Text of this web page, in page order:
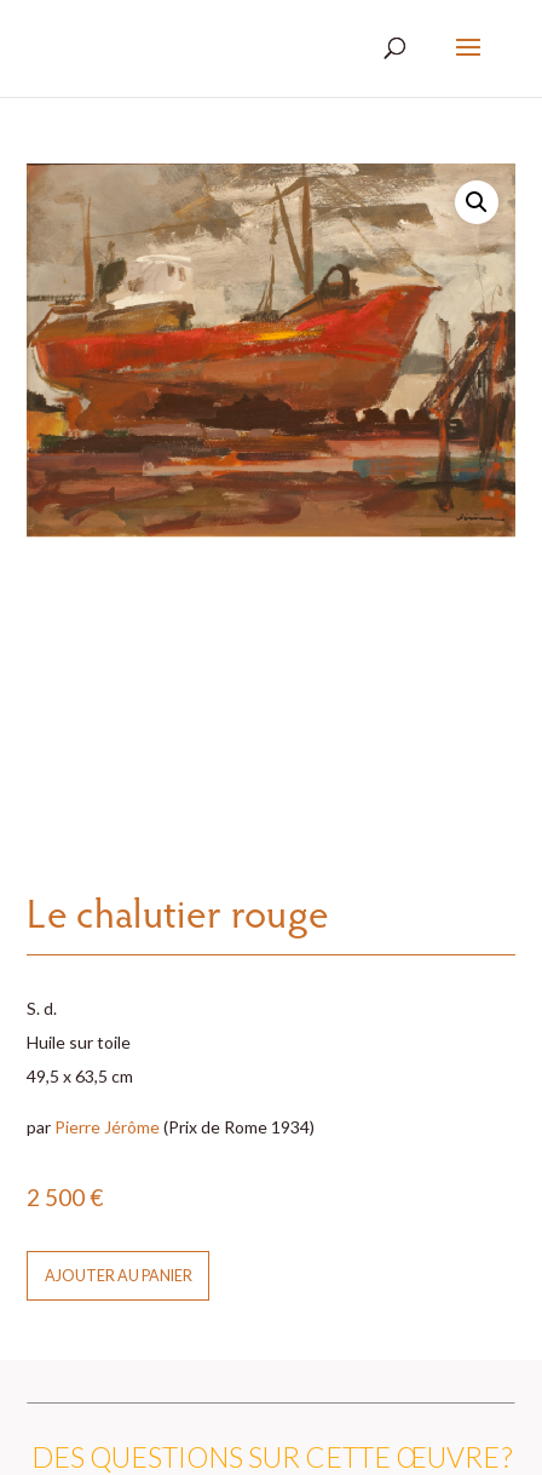
Le chalutier rouge
S. d.
Huile sur toile
49,5 x 63,5 cm
par Pierre Jérôme(Prix de Rome 1934)
2 500€
AJOUTER AU PANIER
DES QUESTIONS SUR CETTE ŒUVRE ?